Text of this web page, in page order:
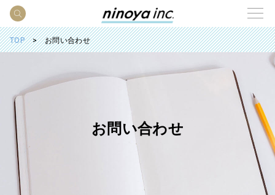
TOP お問い合わせ
お問い合わせ